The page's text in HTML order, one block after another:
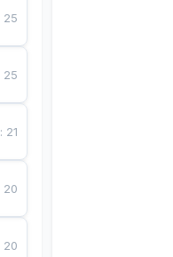
25
25
: 21
20
20